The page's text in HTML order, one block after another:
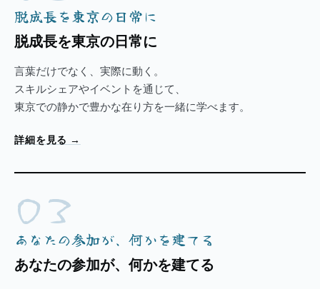
脱成長を東京の日常に
脱成長を東京の日常に
言葉だけでなく、実際に動く。
スキルシェアやイベントを通じて、
東京での静かで豊かな在り方を一緒に学べます。
詳細を見る →
03
あなたの参加が、何かを建てる
あなたの参加が、何かを建てる